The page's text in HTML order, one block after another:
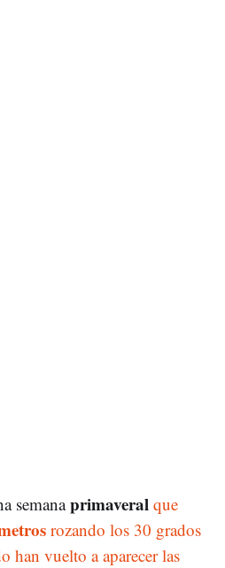
semanaprimaveral que
rozando los 30 grados
han vuelto a aparecer las